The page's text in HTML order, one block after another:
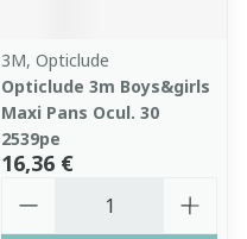
3M, Opticlude
Opticlude 3m Boys&girls
Maxi Pans Ocul. 30
2539pe
16,36 €